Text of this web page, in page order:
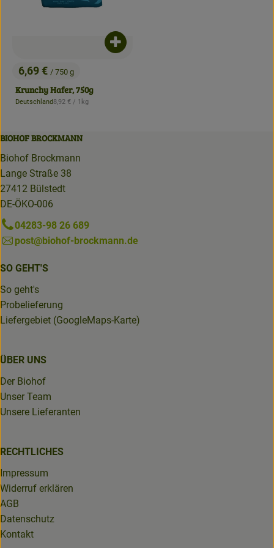
, Preis:
6,69 € / 750 g
Krunchy Hafer, 750g
, Herkunft:
Deutschland, Referenzpreis:
8,92 € / 1kg
Produkt zum Warenkorb hinzufügen
BIOHOF BROCKMANN
Biohof Brockmann
Lange Straße 38
27412 Bülstedt
DE-ÖKO-006
04283-98 26 689
post@biohof-brockmann.de
SO GEHT'S
So geht's
Probelieferung
Liefergebiet (GoogleMaps-Karte)
ÜBER UNS
Der Biohof
Unser Team
Unsere Lieferanten
RECHTLICHES
Impressum
Widerruf erklären
AGB
Datenschutz
Kontakt